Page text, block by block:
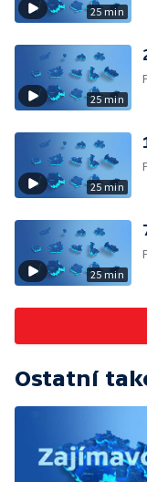
25 min
25 min
25 min
25 min
Ostatní